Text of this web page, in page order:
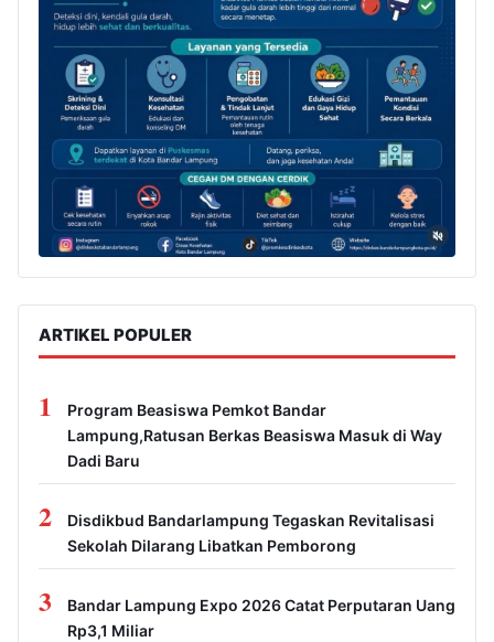
ARTIKEL POPULER
1
Program Beasiswa Pemkot Bandar
Lampung,Ratusan Berkas Beasiswa Masuk di Way
Dadi Baru
2
Disdikbud Bandarlampung Tegaskan Revitalisasi
Sekolah Dilarang Libatkan Pemborong
3
Bandar Lampung Expo 2026 Catat Perputaran Uang
Rp3,1 Miliar